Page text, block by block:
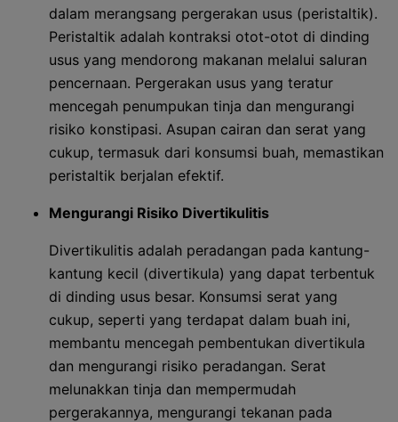
dalam merangsang pergerakan usus (peristaltik).
Peristaltik adalah kontraksi otot-otot di dinding
usus yang mendorong makanan melalui saluran
pencernaan. Pergerakan usus yang teratur
mencegah penumpukan tinja dan mengurangi
risiko konstipasi. Asupan cairan dan serat yang
cukup, termasuk dari konsumsi buah, memastikan
peristaltik berjalan efektif.
Mengurangi Risiko Divertikulitis
Divertikulitis adalah peradangan pada kantung-
kantung kecil (divertikula) yang dapat terbentuk
di dinding usus besar. Konsumsi serat yang
cukup, seperti yang terdapat dalam buah ini,
membantu mencegah pembentukan divertikula
dan mengurangi risiko peradangan. Serat
melunakkan tinja dan mempermudah
pergerakannya, mengurangi tekanan pada